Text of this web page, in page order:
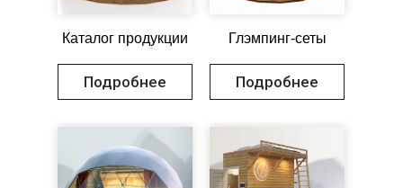
Подробнее
Подробнее
Каталог продукции Глэмпинг-сеты